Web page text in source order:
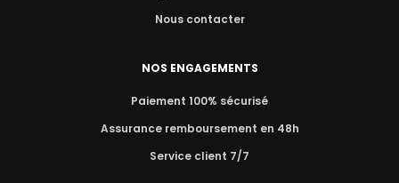
Nous contacter
NOS ENGAGEMENTS
Paiement 100% sécurisé
Assurance remboursement en 48h
Service client 7/7